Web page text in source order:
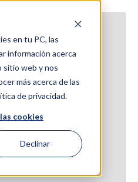
en tu PC, las
información acerca
web y nos
más acerca de las
de privacidad.
cookies
Declinar